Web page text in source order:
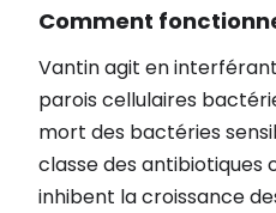
Comment
Vantin agit en
parois cellulaires
mort des bactéries
classe des antibiotiques
inhibent la croissance